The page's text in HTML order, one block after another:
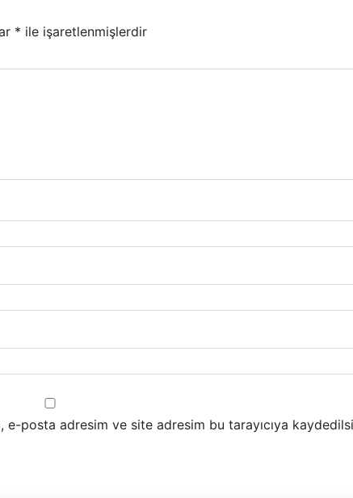
* ile işaretlenmişlerdir
e-posta adresim ve site adresim bu tarayıcıya